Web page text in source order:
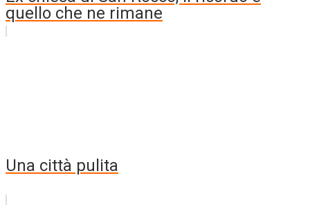
quello che ne rimane
Una città pulita